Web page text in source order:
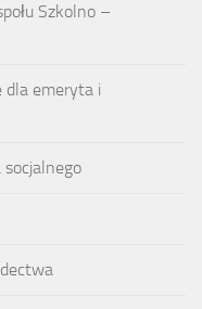
Szkolno –
dla emeryta i